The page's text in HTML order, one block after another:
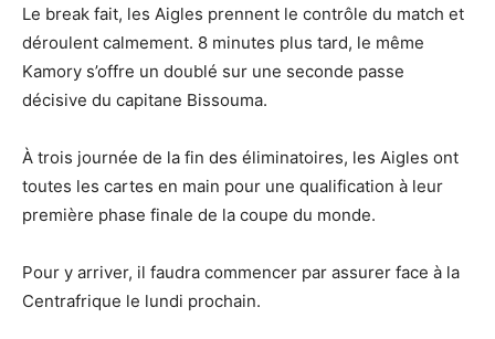
Le break fait, les Aigles prennent le contrôle du match et
déroulent calmement. 8 minutes plus tard, le même
Kamory s’offre un doublé sur une seconde passe
décisive du capitane Bissouma.
À trois journée de la fin des éliminatoires, les Aigles ont
toutes les cartes en main pour une qualification à leur
première phase finale de la coupe du monde.
Pour y arriver, il faudra commencer par assurer face à la
Centrafrique le lundi prochain.